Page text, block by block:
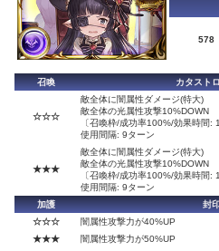
578
召喚 カタスト
☆☆☆
敵全体に闇属性ダメージ(特大)
敵全体の光属性攻撃10%DOWN
〔召喚枠/成功率100%/効果時間:
使用間隔: 9ターン
★★★
敵全体に闇属性ダメージ(特大)
敵全体の光属性攻撃10%DOWN
〔召喚枠/成功率100%/効果時間:
使用間隔: 9ターン
加護
封
☆☆☆
闇属性攻撃力が40%UP
★★★
闇属性攻撃力が50%UP